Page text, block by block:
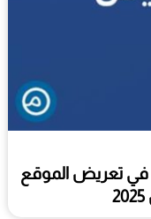
في تعريض الموقع